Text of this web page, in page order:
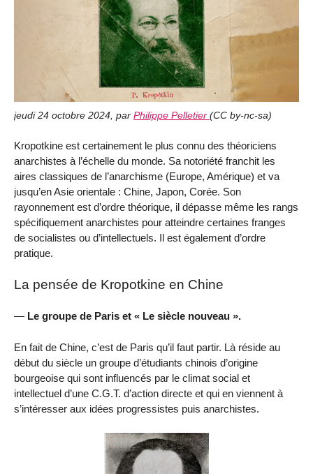
jeudi 24 octobre 2024 par Philippe Pelletier (CC by-nc-sa)
Kropotkine est certainement le plus connu des théoriciens
anarchistes à l’échelle du monde. Sa notoriété franchit les
aires classiques de l’anarchisme (Europe, Amérique) et va
jusqu’en Asie orientale : Chine, Japon, Corée. Son
rayonnement est d’ordre théorique, il dépasse même les rangs
spécifiquement anarchistes pour atteindre certaines franges
de socialistes ou d’intellectuels. Il est également d’ordre
pratique.
La pensée de Kropotkine en Chine
— Le groupe de Paris et « Le siècle nouveau ».
En fait de Chine, c’est de Paris qu’il faut partir. Là réside au
début du siècle un groupe d’étudiants chinois d’origine
bourgeoise qui sont influencés par le climat social et
intellectuel d’une C.G.T. d’action directe et qui en viennent à
s’intéresser aux idées progressistes puis anarchistes.